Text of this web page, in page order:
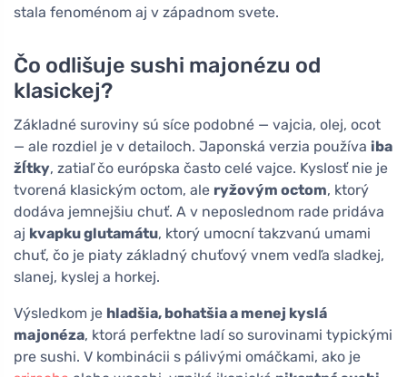
stala fenoménom aj v západnom svete.
Čo odlišuje sushi majonézu od
klasickej?
Základné suroviny sú síce podobné — vajcia, olej, ocot
— ale rozdiel je v detailoch. Japonská verzia používa iba
žĺtky, zatiaľ čo európska často celé vajce. Kyslosť nie je
tvorená klasickým octom, ale ryžovým octom, ktorý
dodáva jemnejšiu chuť. A v neposlednom rade pridáva
aj kvapku glutamátu, ktorý umocní takzvanú umami
chuť, čo je piaty základný chuťový vnem vedľa sladkej,
slanej, kyslej a horkej.
Výsledkom je hladšia, bohatšia a menej kyslá
majonéza, ktorá perfektne ladí so surovinami typickými
pre sushi. V kombinácii s pálivými omáčkami, ako je